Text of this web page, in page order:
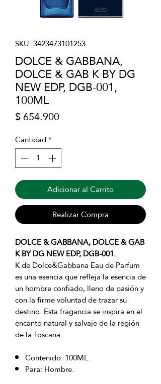
SKU: 3423473101253
DOLCE & GABBANA,
DOLCE & GAB K BY DG
NEW EDP, DGB-001,
100ML
$ 654.900Precio
Cantidad*
Adicionar al Carrito
Realizar Compra
DOLCE & GABBANA, DOLCE & GAB
K BY DG NEW EDP, DGB-001.
K de Dolce&Gabbana Eau de Parfum
es una esencia que refleja la esencia de
un hombre confiado, lleno de pasión y
con la firme voluntad de trazar su
destino. Esta fragancia se inspira en el
encanto natural y salvaje de la región
de la Toscana.
Contenido: 100ML.
Para: Hombre.